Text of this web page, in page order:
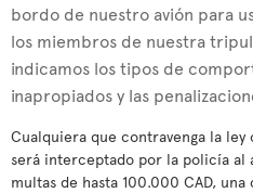
bordo de nuestro avión para
los miembros de nuestra
indicamos los tipos de
inapropiados y las
Cualquiera que contravenga la
será interceptado por la policía
multas de hasta 100.000 CAD,